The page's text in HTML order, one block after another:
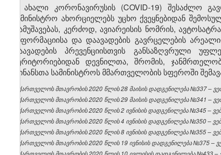
9. ახალი კორონავირუსის (COVID-19) შესაძლო
სამინისტრო ახორციელებს უცხო ქვეყნებიდან
დამუშავებას, კერძოდ, ავიარეისის ნომრის,
ინფორმაციისა და დაავადების გავრცელების
დაავადების პრევენციისთვის განსაზღვრული
ტერიტორიებიდან დევნილთა, შრომის,
ფინანსთა სამინისტროს მმართველობის სფეროში
საქართველოს მთავრობის 2020 წლის 28 მაისის დადგენილება №337 –
საქართველოს მთავრობის 2020 წლის 29 მაისის დადგენილება №341 –
საქართველოს მთავრობის 2020 წლის 2 ივნისის დადგენილება №345 –
საქართველოს მთავრობის 2020 წლის 4 ივნისის დადგენილება №350 –
საქართველოს მთავრობის 2020 წლის 8 ივნისის დადგენილება №355 –
საქართველოს მთავრობის 2020 წლის 19 ივნისის დადგენილება №375 –